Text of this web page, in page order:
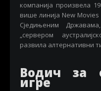
компанија произвела
више линија New Movies
Сједињеним
„сервером
развила алтернативни
Водич за
игре